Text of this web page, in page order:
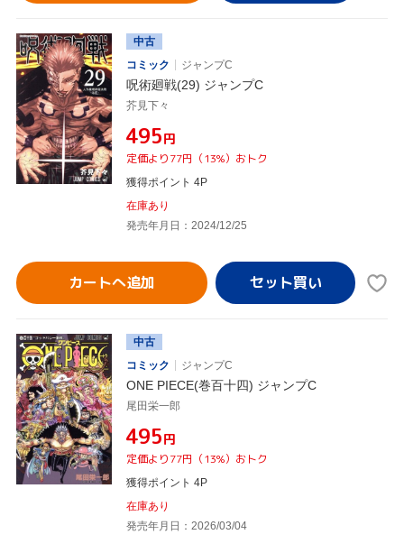
中古
コミック
ジャンプC
呪術廻戦(29) ジャンプC
芥見下々
¥495円
定価より77円（13%）おトク
獲得ポイント 4P
在庫あり
発売年月日：2024/12/25
カートへ追加
中古
コミック
ジャンプC
ONE PIECE(巻百十四) ジャンプC
尾田栄一郎
¥495円
定価より77円（13%）おトク
獲得ポイント 4P
在庫あり
発売年月日：2026/03/04